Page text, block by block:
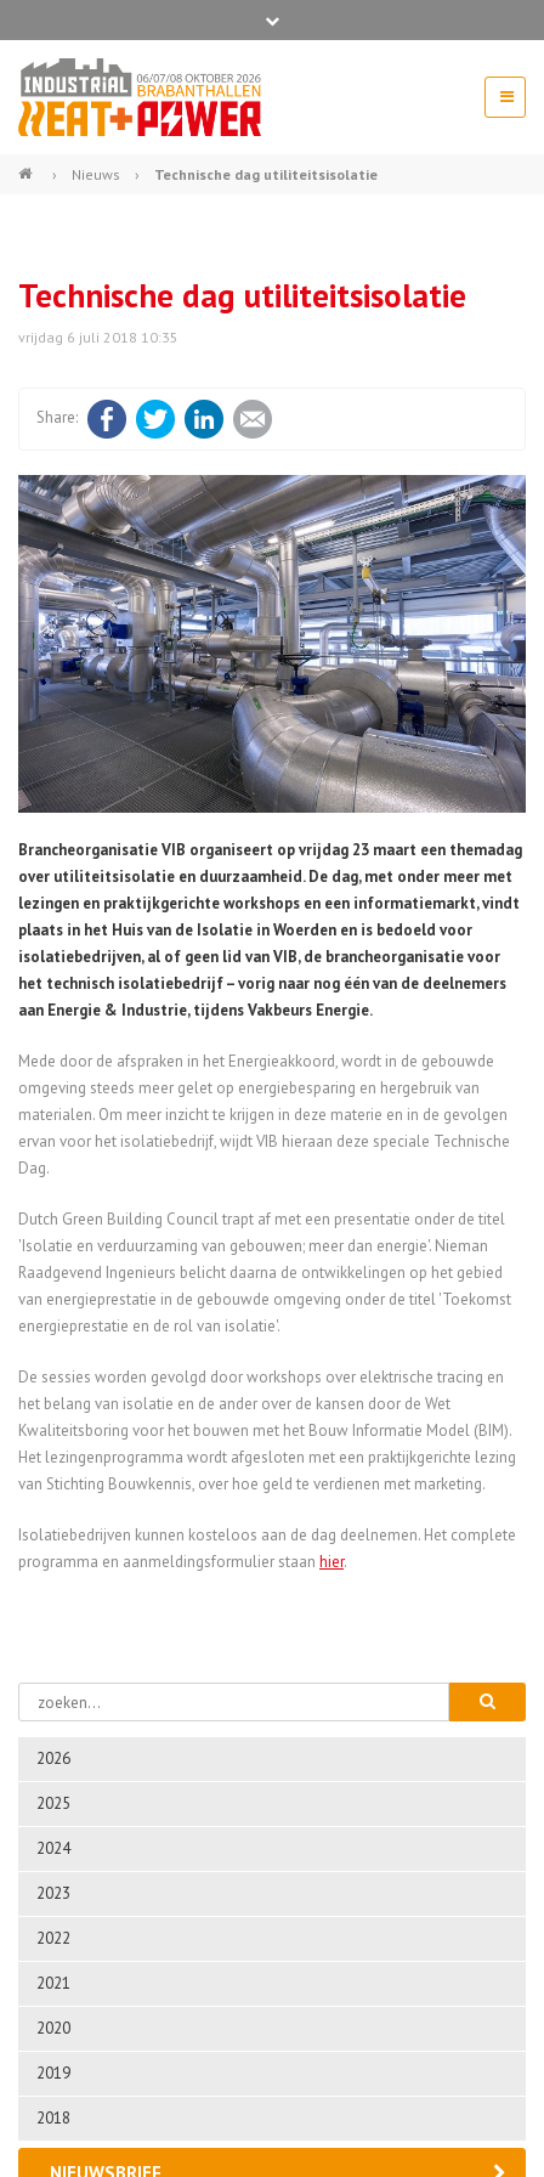
beurs@54events.nl
› Nieuws › Technische dag utiliteitsisolatie
2026
2025
2024
2023
2022
2021
2020
2019
2018
Technische dag utiliteitsisolatie
vrijdag 6 juli 2018 10:35
FacebookTwitter LinkedIn
Brancheorganisatie VIB organiseert op vrijdag 23 maart een themadag
over utiliteitsisolatie en duurzaamheid. De dag, met onder meer met
lezingen en praktijkgerichte workshops en een informatiemarkt, vindt
plaats in het Huis van de Isolatie in Woerden en is bedoeld voor
isolatiebedrijven, al of geen lid van VIB, de brancheorganisatie voor
het technisch isolatiebedrijf – vorig naar nog één van de deelnemers
aan Energie & Industrie, tijdens Vakbeurs Energie.
Mede door de afspraken in het Energieakkoord, wordt in de gebouwde
omgeving steeds meer gelet op energiebesparing en hergebruik van
materialen. Om meer inzicht te krijgen in deze materie en in de gevolgen
ervan voor het isolatiebedrijf, wijdt VIB hieraan deze speciale Technische
Dag.
Dutch Green Building Council trapt af met een presentatie onder de titel
'Isolatie en verduurzaming van gebouwen; meer dan energie'. Nieman
Raadgevend Ingenieurs belicht daarna de ontwikkelingen op het gebied
van energieprestatie in de gebouwde omgeving onder de titel 'Toekomst
energieprestatie en de rol van isolatie'.
De sessies worden gevolgd door workshops over elektrische tracing en
het belang van isolatie en de ander over de kansen door de Wet
Kwaliteitsboring voor het bouwen met het Bouw Informatie Model (BIM).
Het lezingenprogramma wordt afgesloten met een praktijkgerichte lezing
van Stichting Bouwkennis, over hoe geld te verdienen met marketing.
Isolatiebedrijven kunnen kosteloos aan de dag deelnemen. Het complete
programma en aanmeldingsformulier staan hier.